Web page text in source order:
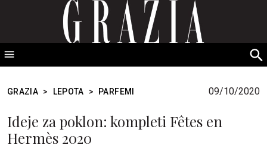
GRAZIA Srbija
GRAZIA > LEPOTA > PARFEMI 09/10/2020
Ideje za poklon: kompleti Fêtes en
Hermès 2020